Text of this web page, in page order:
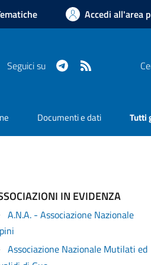
Accedi all'area
Seguici su Telegram
Documenti e dati Tutti
IN EVIDENZA
A.N.A. - Associazione Nazionale
Associazione Nazionale Mutilati ed